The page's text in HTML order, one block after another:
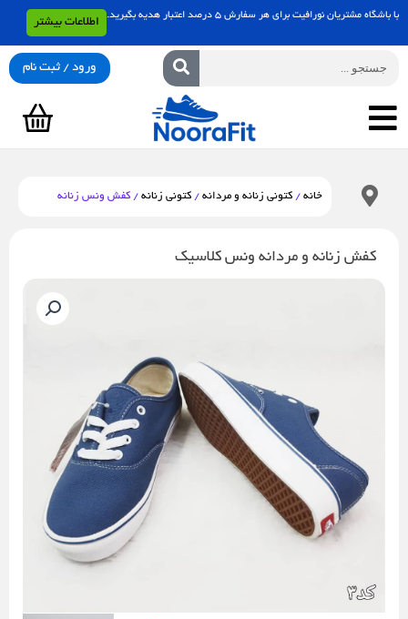
پرش
با باشگاه مشتریان نورافیت برای هر سفارش 5 درصد اعتبار هدیه بگیرید.
اطلاعات بیشتر
ورود / ثبت نام
سبد
خانه /کتونی زنانه و مردانه /کتونی زنانه / کفش ونس زنانه
کفش زنانه و مردانه ونس کلاسیک